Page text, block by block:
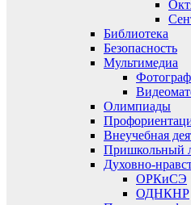
Библиотека
Безопасность
Мультимедиа
Олимпиады
Внеучебная
Пришкольный
Духовно-
ОРКиСЭ
ОДНКНР